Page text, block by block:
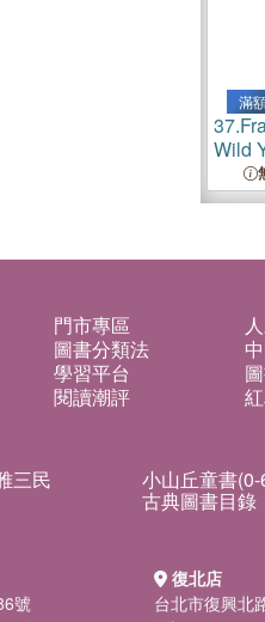
滿
37.
Wild
門市專區
圖書分類法
學習平台
閱讀潮評
三民 小山丘童書(0-
古典圖書目錄
號
復北店
台北市復興北